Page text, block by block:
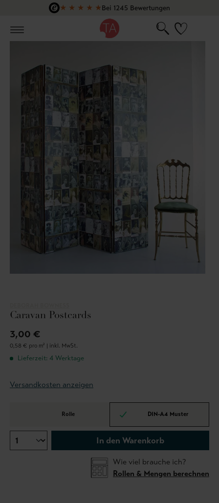
Zum Hauptinhalt springen
★ ★ ★ ★ ★Bei 1245 Bewertungen
Caravan Postcards
3,00 €
0,58 € pro m² | inkl. MwSt.
Lieferzeit: 4 Werktage
Versandkosten anzeigen
Rolle DIN-A4 Muster
In den Warenkorb
Wie viel brauche ich?
Rollen & Mengen berechnen